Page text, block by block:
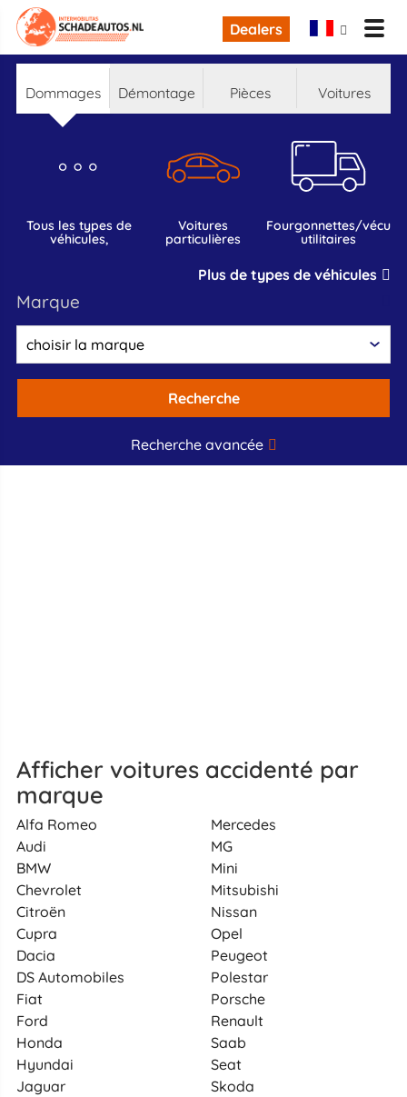
Dealers
dommages démontage pièces voitures
tous les types de
véhicules,
voitures
particulières
fourgonnettes/vécules
utilitaires
Plus de types de véhicules
marque
Recherche
Recherche avancée
Afficher voitures accidenté par
marque
Alfa Romeo
Audi
BMW
Chevrolet
Citroën
Cupra
Dacia
DS Automobiles
Fiat
Ford
Honda
Hyundai
Jaguar
Mercedes
MG
Mini
Mitsubishi
Nissan
Opel
Peugeot
Polestar
Porsche
Renault
Saab
Seat
Skoda